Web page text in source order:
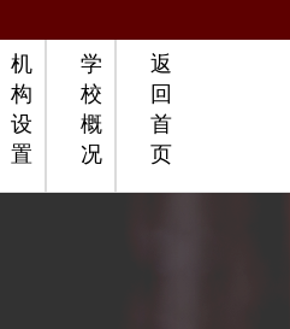
返
回
首
页
学
校
概
况
机
构
设
置